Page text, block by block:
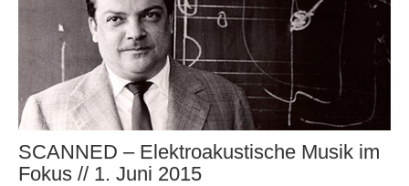
SCANNED – Elektroakustische Musik im
Fokus // 1. Juni 2015